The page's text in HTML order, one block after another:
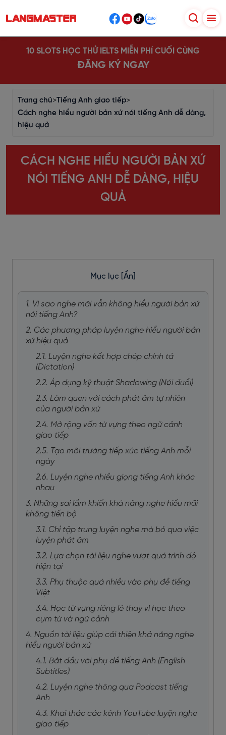
10 SLOTS HỌC THỬ IELTS MIỄN PHÍ CUỐI CÙNG
ĐĂNG KÝ NGAY
Trang chủ>Tiếng Anh giao tiếp>
Cách nghe hiểu người bản xứ nói tiếng Anh dễ dàng,
hiệu quả
CÁCH NGHE HIỂU NGƯỜI BẢN XỨ
NÓI TIẾNG ANH DỄ DÀNG, HIỆU
QUẢ
Mục lục [Ẩn]
1. Vì sao nghe mãi vẫn không hiểu người bản xứ
nói tiếng Anh?
2. Các phương pháp luyện nghe hiểu người bản
xứ hiệu quả
2.1. Luyện nghe kết hợp chép chính tả
(Dictation)
2.2. Áp dụng kỹ thuật Shadowing (Nói đuổi)
2.3. Làm quen với cách phát âm tự nhiên
của người bản xứ
2.4. Mở rộng vốn từ vựng theo ngữ cảnh
giao tiếp
2.5. Tạo môi trường tiếp xúc tiếng Anh mỗi
ngày
2.6. Luyện nghe nhiều giọng tiếng Anh khác
nhau
3. Những sai lầm khiến khả năng nghe hiểu mãi
không tiến bộ
3.1. Chỉ tập trung luyện nghe mà bỏ qua việc
luyện phát âm
3.2. Lựa chọn tài liệu nghe vượt quá trình độ
hiện tại
3.3. Phụ thuộc quá nhiều vào phụ đề tiếng
Việt
3.4. Học từ vựng riêng lẻ thay vì học theo
cụm từ và ngữ cảnh
4. Nguồn tài liệu giúp cải thiện khả năng nghe
hiểu người bản xứ
4.1. Bắt đầu với phụ đề tiếng Anh (English
Subtitles)
4.2. Luyện nghe thông qua Podcast tiếng
Anh
4.3. Khai thác các kênh YouTube luyện nghe
giao tiếp